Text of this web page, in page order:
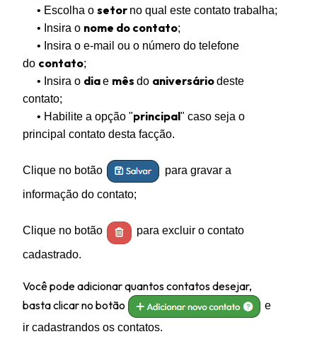
• Escolha o setor no qual este contato trabalha;
• Insira o nome do contato;
• Insira o e-mail ou o número do telefone
do contato;
• Insira o diae mês do aniversáriodeste
contato;
• Habilite a opção "principal" caso seja o
principal contato desta facção.
Clique no botão para gravar a
informação do contato;
Clique no botão para excluir o contato
cadastrado.
Você pode adicionar quantos contatos desejar,
basta clicar no botão
e
ir cadastrandos os contatos.